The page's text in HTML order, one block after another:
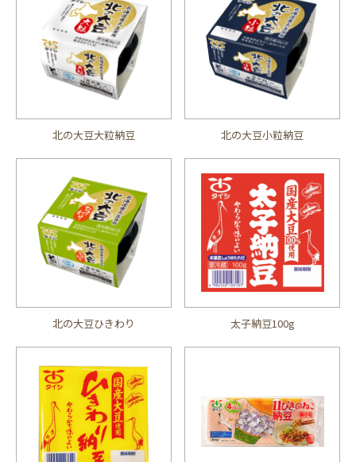
北の大豆大粒納豆 北の大豆小粒納豆
北の大豆ひきわり 太子納豆100g